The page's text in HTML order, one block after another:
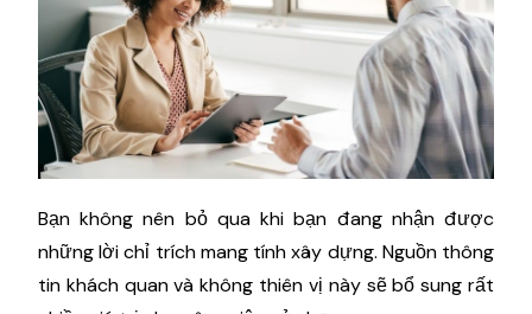
Bạn không nên bỏ qua khi bạn đang nhận được
những lời chỉ trích mang tính xây dựng. Nguồn thông
tin khách quan và không thiên vị này sẽ bổ sung rất